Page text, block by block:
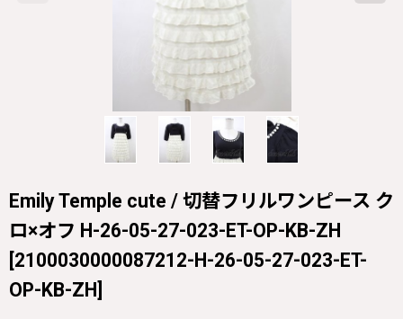
Emily Temple cute / 切替フリルワンピース ク
ロ×オフ H-26-05-27-023-ET-OP-KB-ZH
[2100030000087212-H-26-05-27-023-ET-
OP-KB-ZH]